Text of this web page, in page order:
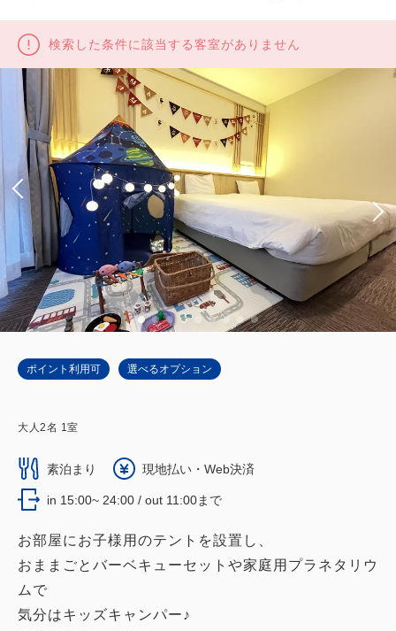
検索した条件に該当する客室がありません
ポイント利用可 選べるオプション
大人2名 1室
素泊まり 現地払い・Web決済
in 15:00~ 24:00 / out 11:00まで
お部屋にお子様用のテントを設置し、
おままごとバーベキューセットや家庭用プラネタリウ
ムで
気分はキッズキャンパー♪